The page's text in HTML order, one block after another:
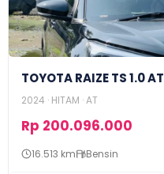
TOYOTA RAIZE TS 1.0 AT
2024 · HITAM · AT
Rp 200.096.000
16.513 km Bensin